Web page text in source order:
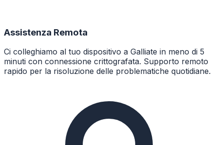
Assistenza Remota
Ci colleghiamo al tuo dispositivo a Galliate in meno di 5
minuti con connessione crittografata. Supporto remoto
rapido per la risoluzione delle problematiche quotidiane.